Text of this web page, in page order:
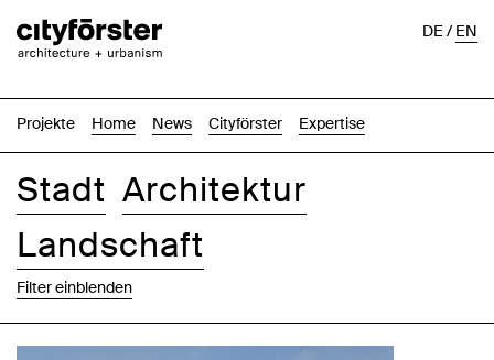
Projekte Home News Cityförster Expertise
DE/EN
Stadt Architektur
Landschaft
Filter einblenden